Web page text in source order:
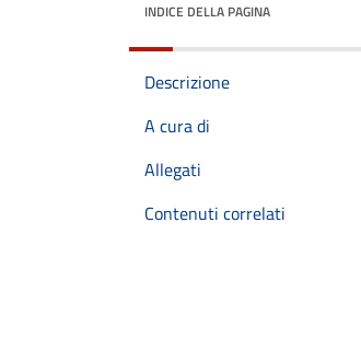
INDICE DELLA PAGINA
Descrizione
A cura di
Allegati
Contenuti correlati